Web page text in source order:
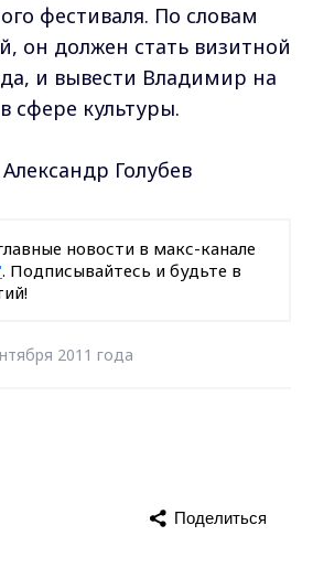
фестиваля. По словам
он должен стать визитной
и вывести Владимир на
сфере культуры.
Голубев
новости в макс-канале
. Подписывайтесь и будьте в
2011 года
Поделиться